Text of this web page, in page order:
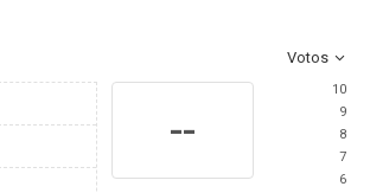
Votos
--
10
9
8
7
6